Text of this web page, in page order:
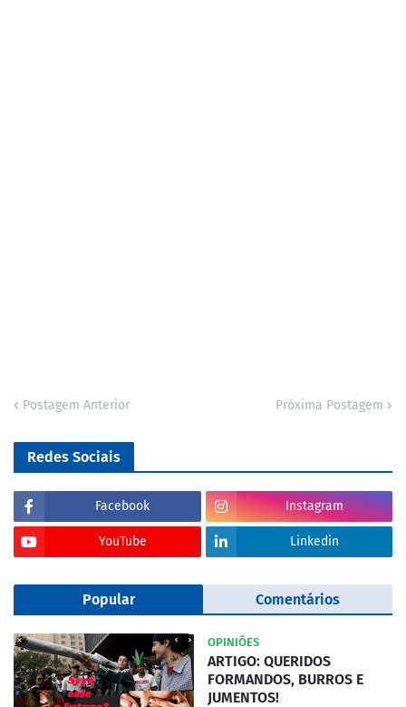
Postagem Anterior Próxima Postagem
Redes Sociais
Facebook Instagram
YouTube Linkedin
Popular Comentários
OPINIÕES
ARTIGO: QUERIDOS
FORMANDOS, BURROS E
JUMENTOS!